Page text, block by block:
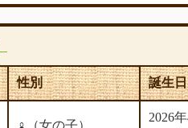
性別 誕生日
♀（女の子）
2026